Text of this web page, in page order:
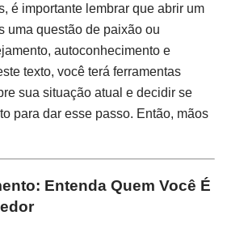
é importante lembrar que abrir um
uma questão de paixão ou
autoconhecimento e
texto, você terá ferramentas
sua situação atual e decidir se
para dar esse passo. Então, mãos
Entenda Quem Você É